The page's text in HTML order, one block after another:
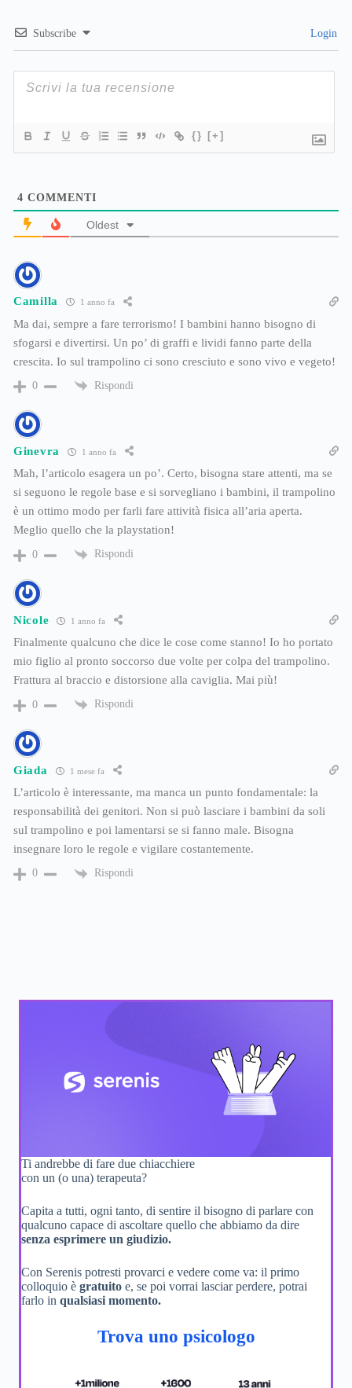
Subscribe Login
{} [+]
4 COMMENTI
Oldest
Camilla 1 anno fa
Ma dai, sempre a fare terrorismo! I bambini hanno bisogno di
sfogarsi e divertirsi. Un po’ di graffi e lividi fanno parte della
crescita. Io sul trampolino ci sono cresciuto e sono vivo e vegeto!
0 Rispondi
Ginevra 1 anno fa
Mah, l’articolo esagera un po’. Certo, bisogna stare attenti, ma se
si seguono le regole base e si sorvegliano i bambini, il trampolino
è un ottimo modo per farli fare attività fisica all’aria aperta.
Meglio quello che la playstation!
0 Rispondi
Nicole 1 anno fa
Finalmente qualcuno che dice le cose come stanno! Io ho portato
mio figlio al pronto soccorso due volte per colpa del trampolino.
Frattura al braccio e distorsione alla caviglia. Mai più!
0 Rispondi
Giada 1 mese fa
L’articolo è interessante, ma manca un punto fondamentale: la
responsabilità dei genitori. Non si può lasciare i bambini da soli
sul trampolino e poi lamentarsi se si fanno male. Bisogna
insegnare loro le regole e vigilare costantemente.
0 Rispondi
Ti andrebbe di fare due chiacchiere
con un (o una) terapeuta?
Capita a tutti, ogni tanto, di sentire il bisogno di parlare con
qualcuno capace di ascoltare quello che abbiamo da dire
senza esprimere un giudizio.
Con Serenis potresti provarci e vedere come va: il primo
colloquio è gratuito e, se poi vorrai lasciar perdere, potrai
farlo in qualsiasi momento.
Trova uno psicologo